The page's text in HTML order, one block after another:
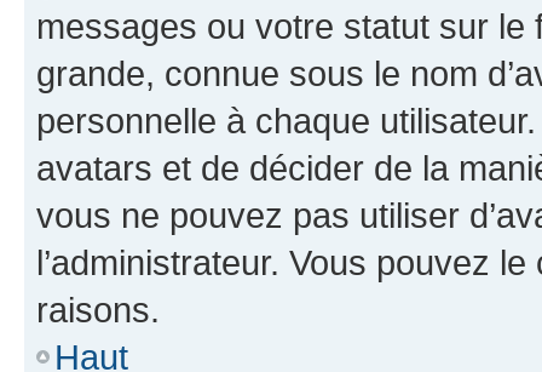
messages ou votre statut sur
grande, connue sous le nom
personnelle à chaque utilisateur.
avatars et de décider de la
vous ne pouvez pas utiliser
l’administrateur. Vous pouvez
raisons.
Haut